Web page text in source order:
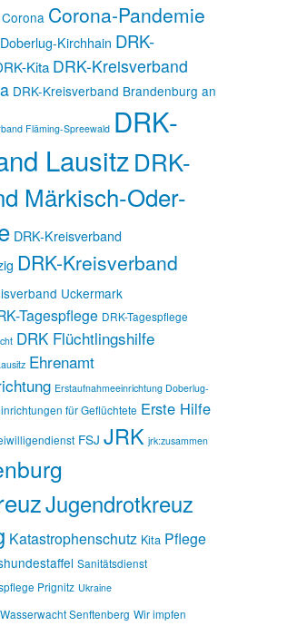
Corona Corona-Pandemie
Doberlug-Kirchhain DRK-
Kita DRK-Kreisverband
DRK-Kreisverband Brandenburg an
Fläming-Spreewald DRK-
LausitzDRK-
Märkisch-Oder-
DRK-Kreisverband
DRK-Kreisverband
Uckermark
Tagespflege DRK-Tagespflege
DRK Flüchtlingshilfe
Ehrenamt
Erstaufnahmeeinrichtung Doberlug-
für Geflüchtete Erste Hilfe
FSJ JRK jrk:zusammen
Jugendrotkreuz
Katastrophenschutz Kita Pflege
Sanitätsdienst
Prignitz Ukraine
Wasserwacht Senftenberg Wir impfen